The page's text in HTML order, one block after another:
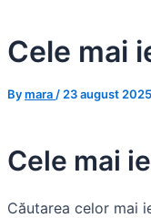
to
content
Cele mai
Bymara / 23 august 2025
Cele mai
Căutarea celor mai